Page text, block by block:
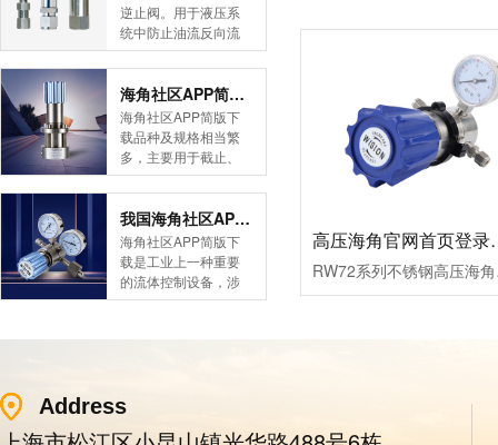
高压海
RW72系列不
网版是采用控制阀体
内的启闭件的开度来
调节介质的流量，将
介质的压力降低，同
时借助阀后压力的作
用调节启闭件的开
度，使阀后压力保持
在一定范围内，在进
口压力不断变化的情
在设定的范围内，保
护其后的生活生产器
具。本类海角社区
APP简版下载在管......
逆止阀。用于液压系
统中防止油流反向流
动,或者用于气动系统
中防止压缩空气逆向
流动。今天HJBA8海
角论坛海角社区APP
简版下载为您介绍一
下什么是单向阀。
一、简介单向阀有直
通式和直角式两种。
直通式单向阀用螺纹
连接安装在管路上。
直角式单向阀有螺纹
连接、板式连接和法
兰连接三种形式。液
海角社区APP简版下载的维护保养方式有哪些
海角社区APP简版下
载品种及规格相当繁
多，主要用于截止、
导流、稳压、分流
等，用途广泛。正确
和有序有效的维护保
养会保护海角社区
APP简版下载，使海
角社区APP简版下载
正常发挥功能并且延
APP简版下载的维护
保养方式。日常海角
我国海角社区APP简版下载市场的现状及前景如何
海角社区APP简版下
载是工业上一种重要
的流体控制设备，涉
及到国民经济诸多部
带大家一起分析一下
版下载市场的现状及
Address